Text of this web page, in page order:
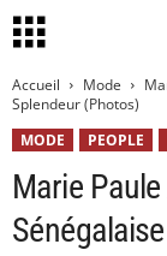
Accueil Mode
Splendeur (Photos)
MODE
PEOPLE
Marie Paule